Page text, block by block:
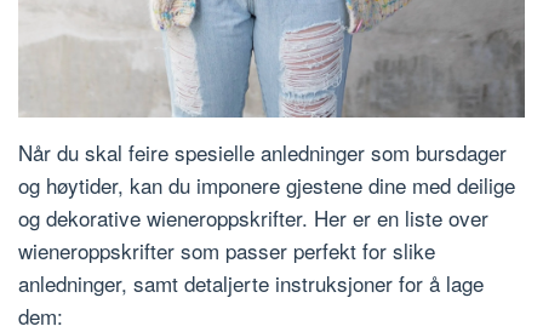
Når du skal feire spesielle anledninger som bursdager
og høytider, kan du imponere gjestene dine med deilige
og dekorative wieneroppskrifter. Her er en liste over
wieneroppskrifter som passer perfekt for slike
anledninger, samt detaljerte instruksjoner for å lage
dem: